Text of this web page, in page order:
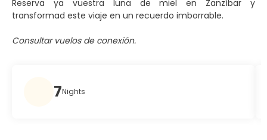
Reserva ya vuestra luna de miel en Zanzíbar y
transformad este viaje en un recuerdo imborrable.
Consultar vuelos de conexión.
7Nights